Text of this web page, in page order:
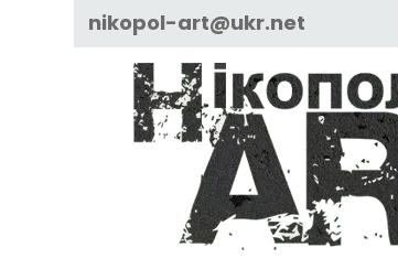
nikopol-art@ukr.net